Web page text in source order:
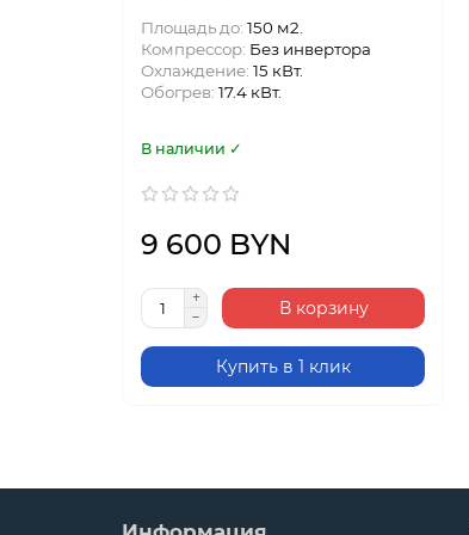
Площадь до: 150 м2.
Компрессор: Без инвертора
Охлаждение: 15 кВт.
Обогрев: 17.4 кВт.
В наличии ✓
9 600 BYN
В корзину
Купить в 1 клик